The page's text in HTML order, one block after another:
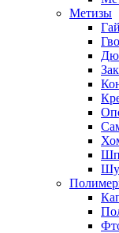
Метизы